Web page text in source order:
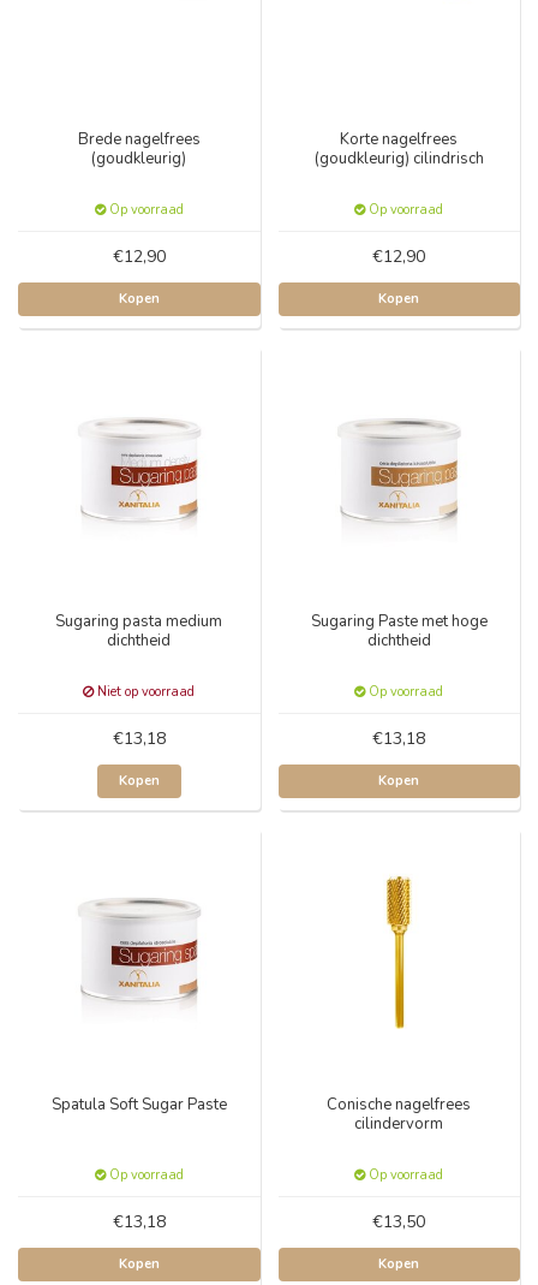
Brede nagelfrees
(goudkleurig)
Op voorraad
€12,90
Kopen
Korte nagelfrees
(goudkleurig) cilindrisch
Op voorraad
€12,90
Kopen
Sugaring pasta medium
dichtheid
Niet op voorraad
€13,18
Kopen
Sugaring Paste met hoge
dichtheid
Op voorraad
€13,18
Kopen
Spatula Soft Sugar Paste
Op voorraad
€13,18
Kopen
Conische nagelfrees
cilindervorm
Op voorraad
€13,50
Kopen